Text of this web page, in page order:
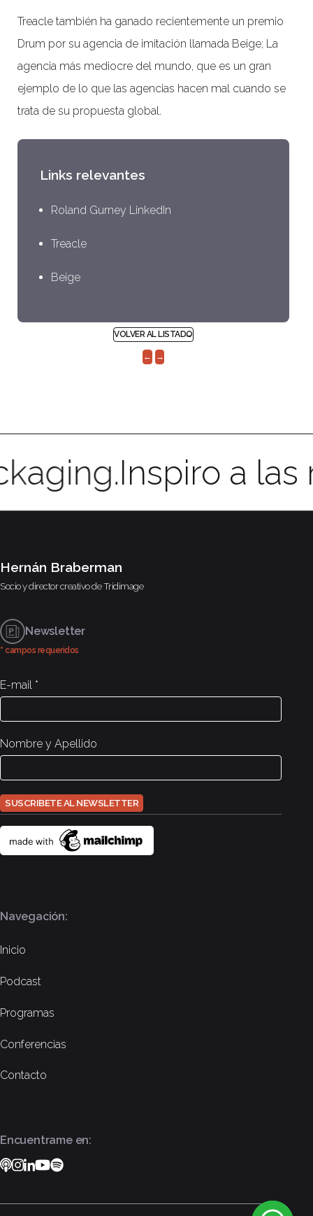
Treacle también ha ganado recientemente un premio
Drum por su agencia de imitación llamada Beige; La
agencia más mediocre del mundo, que es un gran
ejemplo de lo que las agencias hacen mal cuando se
trata de su propuesta global.
Links relevantes
Roland Gurney LinkedIn
Treacle
Beige
VOLVER AL LISTADO
← →
Inspiro a las
Hernán Braberman
Socio y director creativo deTridimage
Newsletter
* campos requeridos
E-mail *
Nombre y Apellido
Navegación:
Inicio
Podcast
Programas
Conferencias
Contacto
Encuentrame en:
Podcast
Instagram
Linkedin
YouTube
Spotify